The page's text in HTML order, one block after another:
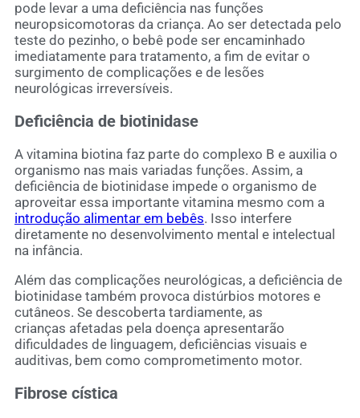
pode levar a uma deficiência nas funções
neuropsicomotoras da criança. Ao ser detectada pelo
teste do pezinho, o bebê pode ser encaminhado
imediatamente para tratamento, a fim de evitar o
surgimento de complicações e de lesões
neurológicas irreversíveis.
Deficiência de biotinidase
A vitamina biotina faz parte do complexo B e auxilia o
organismo nas mais variadas funções. Assim, a
deficiência de biotinidase impede o organismo de
aproveitar essa importante vitamina mesmo com a
introdução alimentar em bebês. Isso interfere
diretamente no desenvolvimento mental e intelectual
na infância.
Além das complicações neurológicas, a deficiência de
biotinidase também provoca distúrbios motores e
cutâneos. Se descoberta tardiamente, as
crianças afetadas pela doença apresentarão
dificuldades de linguagem, deficiências visuais e
auditivas, bem como comprometimento motor.
Fibrose cística